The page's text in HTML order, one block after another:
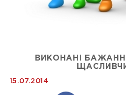
ВИКОНАНІ
15.07.2014